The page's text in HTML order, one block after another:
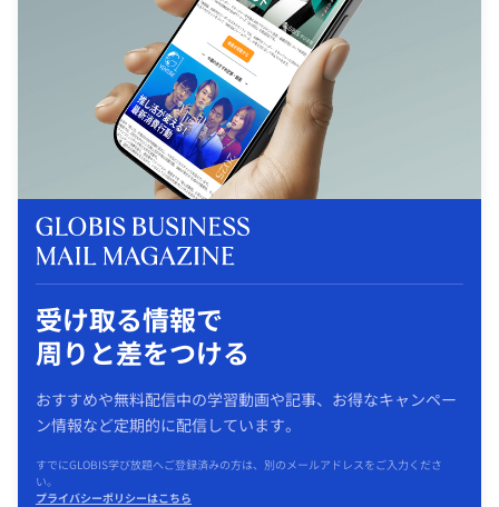
受け取る情報で
周りと差をつける
おすすめや無料配信中の学習動画や記事、お得なキャンペー
ン情報など定期的に配信しています。
すでにGLOBIS学び放題へご登録済みの方は、別のメールアドレスをご入力くださ
い。
プライバシーポリシーはこちら